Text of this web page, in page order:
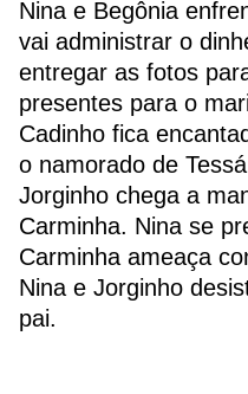
Nina e Begônia
vai administrar o
entregar as fotos
presentes para o
Cadinho fica
o namorado de
Jorginho chega a
Carminha. Nina se
Carminha ameaça
Nina e Jorginho
pai.